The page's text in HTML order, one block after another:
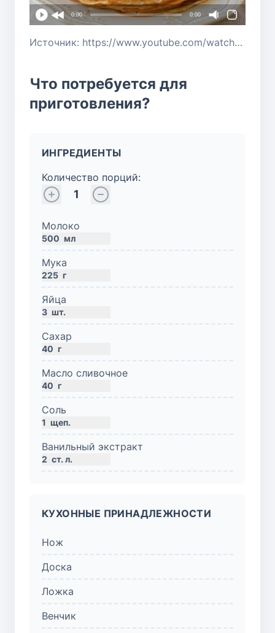
0:00 0:00
Источник: https://www.youtube.com/watch?v=lGf6CfyB8XY
Что потребуется для
приготовления?
ИНГРЕДИЕНТЫ
Количество порций:
1
Молоко
500 мл
Мука
225 г
Яйца
3 шт.
Сахар
40 г
Масло сливочное
40 г
Соль
1 щеп.
Ванильный экстракт
2 ст. л.
КУХОННЫЕ ПРИНАДЛЕЖНОСТИ
Нож
Доска
Ложка
Венчик